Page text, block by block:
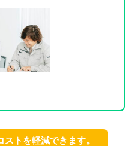
トを軽減できます。